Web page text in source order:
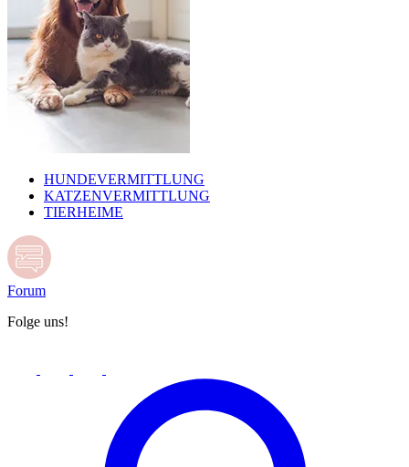
HUNDEVERMITTLUNG
KATZENVERMITTLUNG
TIERHEIME
Forum
Folge uns!